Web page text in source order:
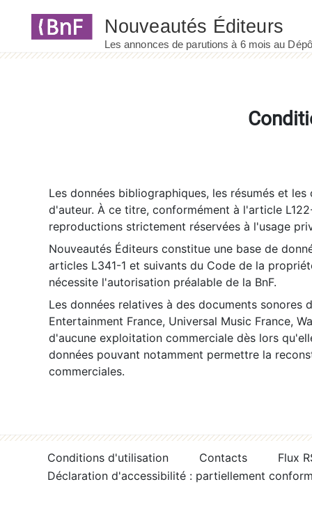
Les données bibliographiques, les résumés et
d'auteur. À ce titre, conformément à l'article
reproductions strictement réservées à l'usage
Nouveautés Éditeurs constitue une base de
articles L341-1 et suivants du Code de la
nécessite l'autorisation préalable de la BnF.
Les données relatives à des documents sonores
Entertainment France, Universal Music France,
d'aucune exploitation commerciale dès lors
données pouvant notamment permettre la
commerciales.
Conditions d'utilisation Contacts
Flux
Déclaration d'accessibilité : partiellement